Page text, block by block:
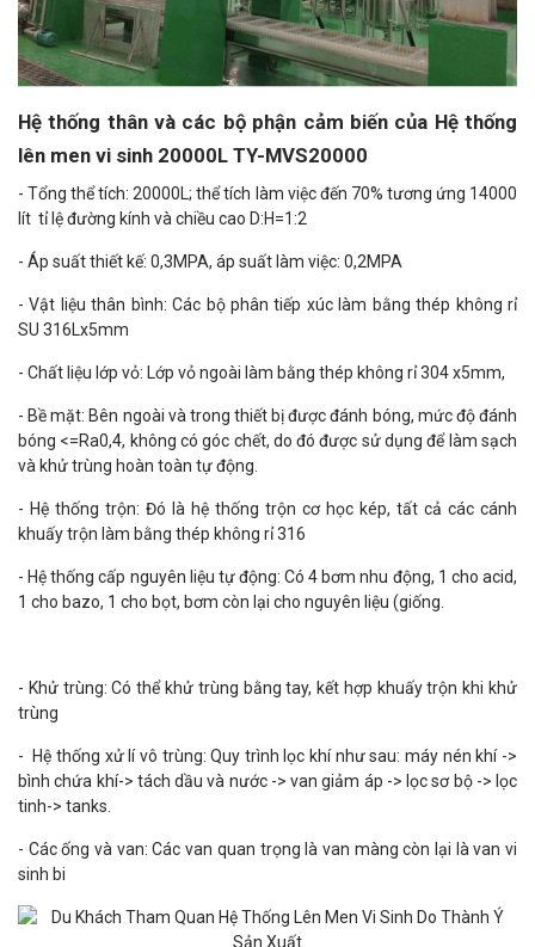
Hệ thống thân và các bộ phận cảm biến của Hệ thống
lên men vi sinh 20000L TY-MVS20000
- Tổng thể tích: 20000L; thể tích làm việc đến 70% tương ứng 14000
lít tỉ lệ đường kính và chiều cao D:H=1:2
- Áp suất thiết kế: 0,3MPA, áp suất làm việc: 0,2MPA
- Vật liệu thân bình: Các bộ phân tiếp xúc làm bằng thép không rỉ
SU 316Lx5mm
- Chất liệu lớp vỏ: Lớp vỏ ngoài làm bằng thép không rỉ 304 x5mm,
- Bề mặt: Bên ngoài và trong thiết bị được đánh bóng, mức độ đánh
bóng <=Ra0,4, không có góc chết, do đó được sử dụng để làm sạch
và khử trùng hoàn toàn tự động.
- Hệ thống trộn: Đó là hệ thống trộn cơ học kép, tất cả các cánh
khuấy trộn làm bằng thép không rỉ 316
- Hệ thống cấp nguyên liệu tự động: Có 4 bơm nhu động, 1 cho acid,
1 cho bazo, 1 cho bọt, bơm còn lại cho nguyên liệu (giống.
- Khử trùng: Có thể khử trùng bằng tay, kết hợp khuấy trộn khi khử
trùng
- Hệ thống xử lí vô trùng: Quy trình lọc khí như sau: máy nén khí ->
bình chứa khí-> tách dầu và nước -> van giảm áp -> lọc sơ bộ -> lọc
tinh-> tanks.
- Các ống và van: Các van quan trọng là van màng còn lại là van vi
sinh bi